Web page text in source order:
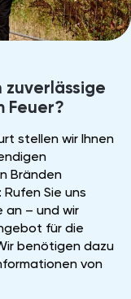
zuverlässige
Feuer?
stellen wir Ihnen
Bränden
Sie uns
– und wir
für die
benötigen dazu
von